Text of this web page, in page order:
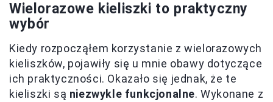
Wielorazowe kieliszki to praktyczny
wybór
Kiedy rozpocząłem korzystanie z wielorazowych
kieliszków, pojawiły się u mnie obawy dotyczące
ich praktyczności. Okazało się jednak, że te
kieliszki są niezwykle funkcjonalne. Wykonane z